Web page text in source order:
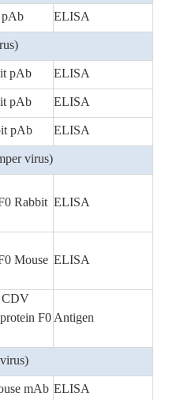
pAb ELISA
pAb ELISA
pAb ELISA
pAb ELISA
virus)
Rabbit ELISA
Mouse ELISA
CDV
F0Antigen
mAb ELISA